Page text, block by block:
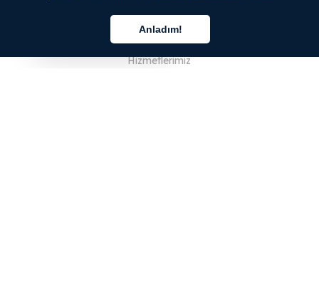
Anladım!
Hakkımızda
Hizmetlerimiz
Türkçe